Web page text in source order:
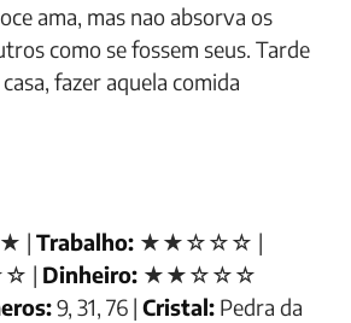
ama, mas nao absorva os
como se fossem seus. Tarde
fazer aquela comida
| Trabalho: ★★☆☆☆ |
| Dinheiro: ★★☆☆☆
9, 31, 76 | Cristal: Pedra da